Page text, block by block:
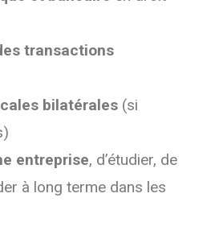
transactions
bilatérales (si
entreprise, d’étudier, de
à long terme dans les